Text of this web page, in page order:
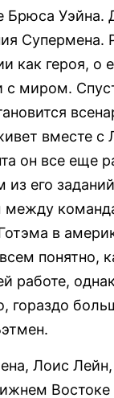
Брюса Уэйна.
Супермена.
как героя, о
с миром.
вместе с
он все еще
из его
между
в
понятно,
работе,
гораздо
Лоис
Востоке